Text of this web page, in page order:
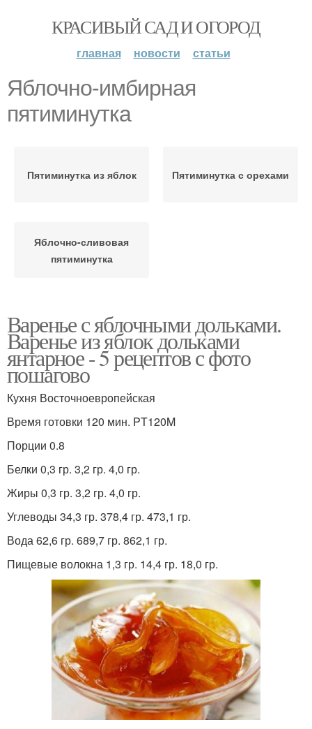
КРАСИВЫЙ САД И ОГОРОД
главная новости статьи
Яблочно-имбирная
пятиминутка
Пятиминутка из яблок Пятиминутка с орехами
Яблочно-сливовая
пятиминутка
Варенье с яблочными дольками.
Варенье из яблок дольками
янтарное - 5 рецептов с фото
пошагово
Кухня Восточноевропейская
Время готовки 120 мин. PT120M
Порции 0.8
Белки 0,3 гр. 3,2 гр. 4,0 гр.
Жиры 0,3 гр. 3,2 гр. 4,0 гр.
Углеводы 34,3 гр. 378,4 гр. 473,1 гр.
Вода 62,6 гр. 689,7 гр. 862,1 гр.
Пищевые волокна 1,3 гр. 14,4 гр. 18,0 гр.